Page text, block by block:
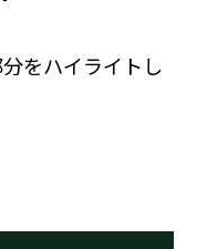
をハイライトし